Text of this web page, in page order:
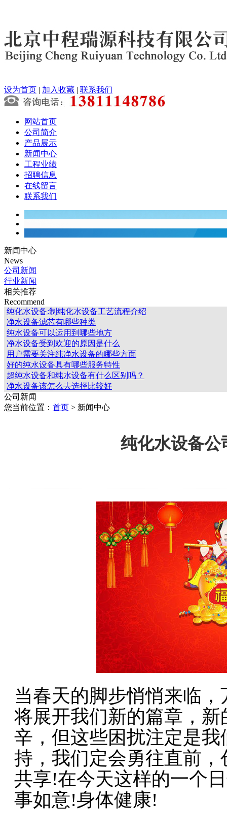
设为首页 | 加入收藏 | 联系我们
网站首页
公司简介
产品展示
新闻中心
工程业绩
招聘信息
在线留言
联系我们
新闻中心
News
公司新闻
行业新闻
相关推荐
Recommend
纯化水设备:制纯化水设备工艺流程介绍
净水设备滤芯有哪些种类
纯水设备可以运用到哪些地方
净水设备受到欢迎的原因是什么
用户需要关注纯净水设备的哪些方面
好的纯水设备具有哪些服务特性
超纯水设备和纯水设备有什么区别吗？
净水设备该怎么去选择比较好
公司新闻
您当前位置： 首页 > 新闻中心
纯化水设备公
当春天的脚步悄悄来临
将展开我们新的篇章，
辛，但这些困扰注定是
持，我们定会勇往直前
共享!在今天这样的一个
事如意!身体健康!